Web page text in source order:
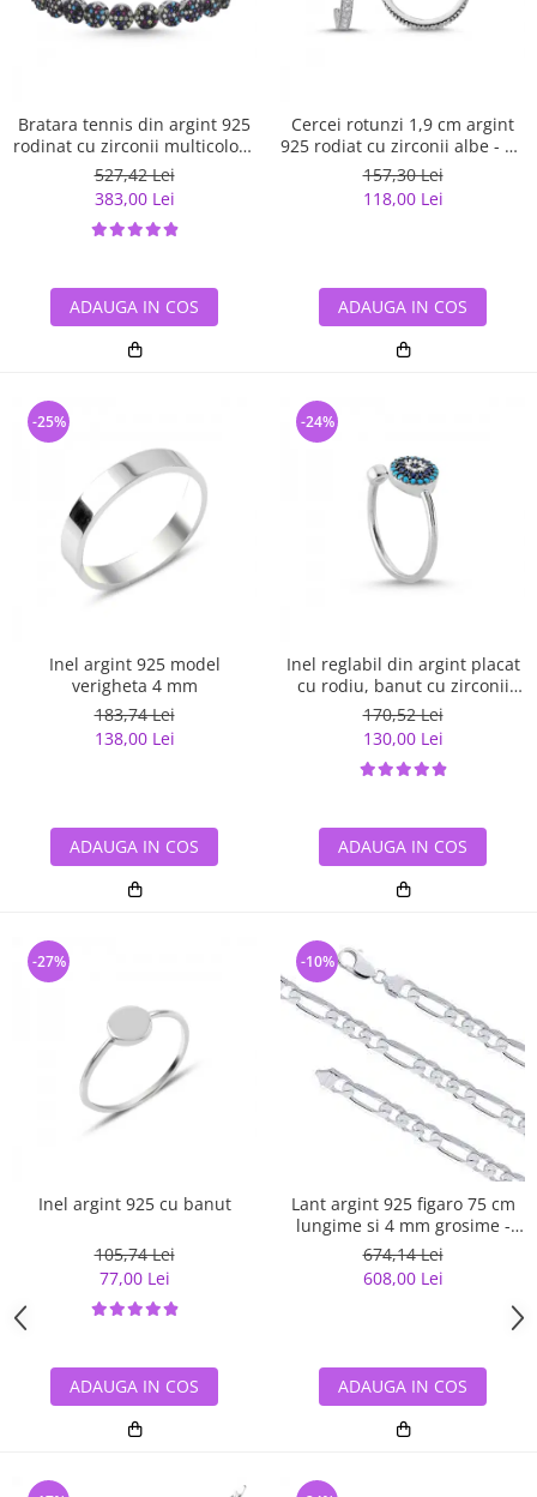
Bratara tennis din argint 925
rodinat cu zirconii multicolore
- Be Elegant BTU0108
527,42 Lei
383,00 Lei
ADAUGA IN COS
Cercei rotunzi 1,9 cm argint
925 rodiat cu zirconii albe - Be
Elegant ETU0059
157,30 Lei
118,00 Lei
ADAUGA IN COS
Inel argint 925 model
verigheta 4 mm
183,74 Lei
138,00 Lei
-25%
ADAUGA IN COS
Inel reglabil din argint placat
cu rodiu, banut cu zirconii
albe si albastre
170,52 Lei
130,00 Lei
-24%
ADAUGA IN COS
Inel argint 925 cu banut
105,74 Lei
77,00 Lei
-27%
ADAUGA IN COS
Lant argint 925 figaro 75 cm
lungime si 4 mm grosime -
Classical You LSX0141
674,14 Lei
608,00 Lei
-10%
ADAUGA IN COS